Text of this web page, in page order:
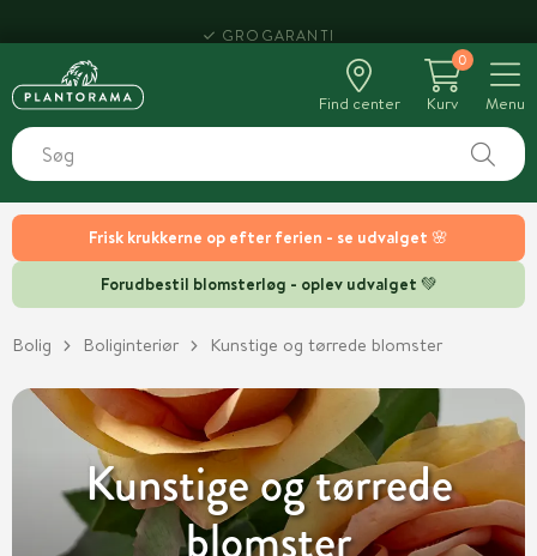
Frisk krukkerne op efter ferien - se udvalget 🌸
Forudbestil blomsterløg - oplev udvalget 💚
Find center
0
Kurv
Menu
Bolig Boliginteriør Kunstige og tørrede blomster
Kunstige og tørrede
blomster